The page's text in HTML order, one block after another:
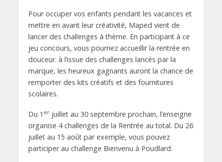
Pour occuper vos enfants pendant les vacances et
mettre en avant leur créativité, Maped vient de
lancer des challenges à thème. En participant à ce
jeu concours, vous pourriez accueillir la rentrée en
douceur. à l’issue des challenges lancés par la
marque, les heureux gagnants auront la chance de
remporter des kits créatifs et des fournitures
scolaires.
Du 1 erjuillet au 30 septembre prochain, l’enseigne
organise 4 challenges de la Rentrée au total. Du 26
juillet au 15 août par exemple, vous pouvez
participer au challenge Bienvenu à Poudlard.